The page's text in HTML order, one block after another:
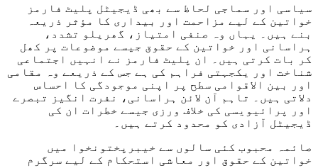
سیاسی اور سماجی لحاظ سے بھی ڈیجیٹل پلیٹ فارمز
خواتین کے لیے مزاحمت اور بیداری کا مؤثر ذریعہ
بنے ہیں۔ یہاں وہ صنفی امتیاز، گھریلو تشدد،
ہراسانی اور خواتین کے حقوق جیسے موضوعات پر کھل
کر بات کرتی ہیں۔ ان پلیٹ فارمز نے انہیں اجتماعی
شناخت اور یکجہتی فراہم کی ہے جس کے ذریعے وہ مقامی
اور بین الاقوامی سطح پر اپنی موجودگی کا احساس
دلاتی ہیں۔ تاہم آن لائن ہراسانی، نفرت انگیز تبصرے
اور پرائیویسی کی خلاف ورزی جیسے خطرات ان کی
ڈیجیٹل آزادی کو محدود کرتے ہیں۔
صائمہ محبوب کئی سالوں سے خیبرپختونخوا میں
خواتین کے حقوق اور معاشی استحکام کے لیے سرگرم